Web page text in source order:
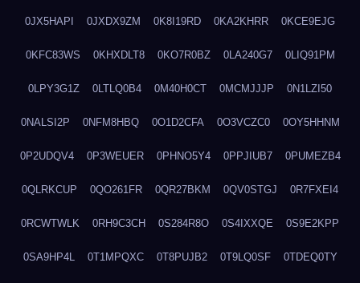
0JX5HAPI 0JXDX9ZM 0K8I19RD 0KA2KHRR 0KCE9EJG
0KFC83WS 0KHXDLT8 0KO7R0BZ 0LA240G7 0LIQ91PM
0LPY3G1Z 0LTLQ0B4 0M40H0CT 0MCMJJJP 0N1LZI50
0NALSI2P 0NFM8HBQ 0O1D2CFA 0O3VCZC0 0OY5HHNM
0P2UDQV4 0P3WEUER 0PHNO5Y4 0PPJIUB7 0PUMEZB4
0QLRKCUP 0QO261FR 0QR27BKM 0QV0STGJ 0R7FXEI4
0RCWTWLK 0RH9C3CH 0S284R8O 0S4IXXQE 0S9E2KPP
0SA9HP4L 0T1MPQXC 0T8PUJB2 0T9LQ0SF 0TDEQ0TY